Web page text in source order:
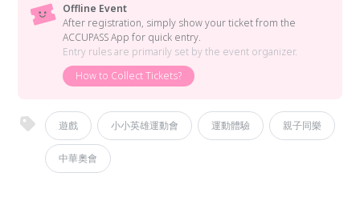
Offline Event
After registration, simply show your ticket from the
ACCUPASS App for quick entry.
Entry rules are primarily set by the event organizer.
How to Collect Tickets?
遊戲 小小英雄運動會 運動體驗 親子同樂
中華奧會